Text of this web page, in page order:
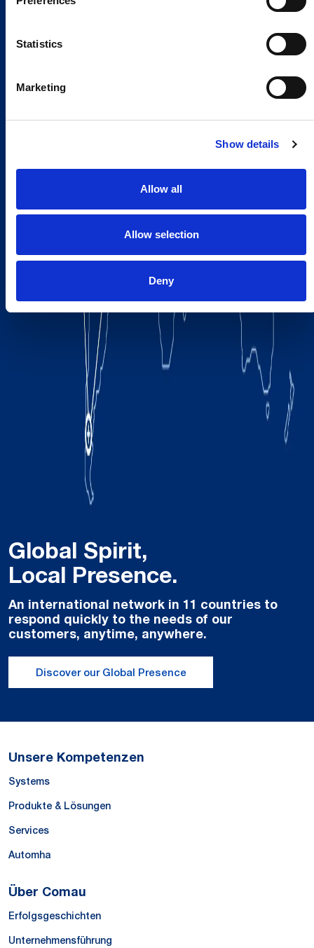
Statistics
Marketing
Show details
Allow all
Allow selection
Deny
Global Spirit,
Local Presence.
An international network in 11 countries to
respond quickly to the needs of our
customers, anytime, anywhere.
Discover our Global Presence
Unsere Kompetenzen
Systems
Produkte & Lösungen
Services
Automha
Über Comau
Erfolgsgeschichten
Unternehmensführung